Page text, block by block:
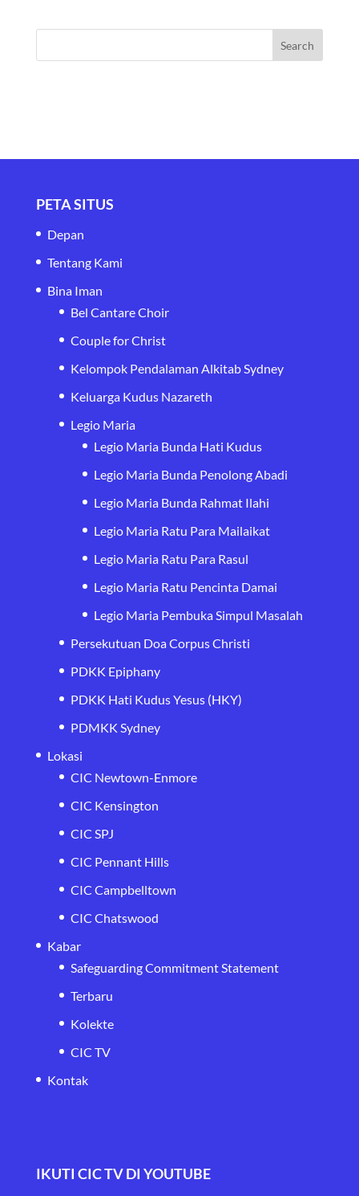
PETA SITUS
Depan
Tentang Kami
Bina Iman
Bel Cantare Choir
Couple for Christ
Kelompok Pendalaman Alkitab Sydney
Keluarga Kudus Nazareth
Legio Maria
Legio Maria Bunda Hati Kudus
Legio Maria Bunda Penolong Abadi
Legio Maria Bunda Rahmat Ilahi
Legio Maria Ratu Para Mailaikat
Legio Maria Ratu Para Rasul
Legio Maria Ratu Pencinta Damai
Legio Maria Pembuka Simpul Masalah
Persekutuan Doa Corpus Christi
PDKK Epiphany
PDKK Hati Kudus Yesus (HKY)
PDMKK Sydney
Lokasi
CIC Newtown-Enmore
CIC Kensington
CIC SPJ
CIC Pennant Hills
CIC Campbelltown
CIC Chatswood
Kabar
Safeguarding Commitment Statement
Terbaru
Kolekte
CIC TV
Kontak
IKUTI CIC TV DI YOUTUBE